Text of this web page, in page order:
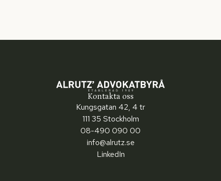
Kontakta oss
Kungsgatan 42, 4 tr
111 35 Stockholm
08-490 090 00
info@alrutz.se
LinkedIn